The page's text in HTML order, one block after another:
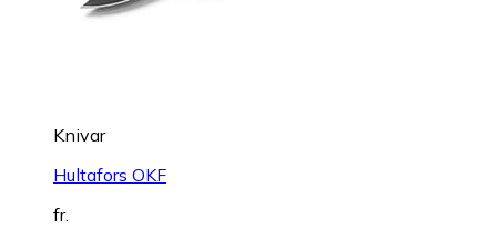
Knivar
Hultafors OKF
fr.